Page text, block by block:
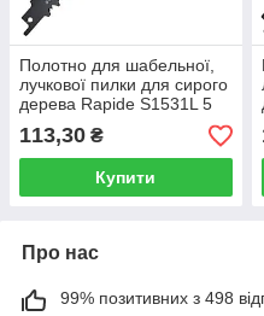
Полотно для шабельної,
лучкової пилки для сирого
дерева Rapide S1531L 5
TPI
113,30 ₴
Купити
Про нас
99% позитивних з 498